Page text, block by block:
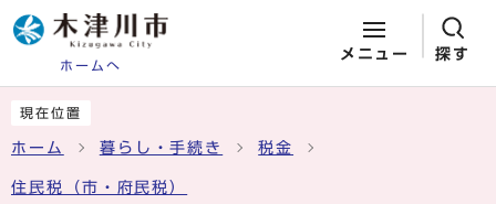
ホームへ
メニュー 探す
現在位置
ホーム 暮らし・手続き 税金
住民税（市・府民税）